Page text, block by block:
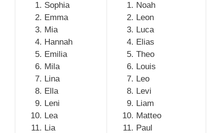
Sophia
Emma
Mia
Hannah
Emilia
Mila
Lina
Ella
Leni
Lea
Lia
Noah
Leon
Luca
Elias
Theo
Louis
Leo
Levi
Liam
Matteo
Paul